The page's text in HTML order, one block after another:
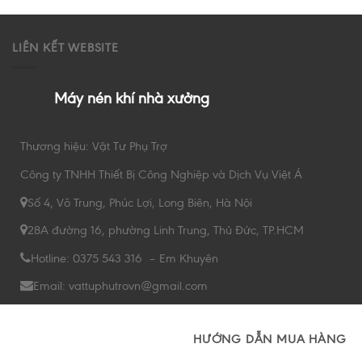
LIÊN KẾT WEBSITE
Máy nén khí nhà xưởng
Thương hiệu: Vật Tư Phụ Trợ
Công ty TNHH Thiết Bị Công Nghiệp và Dịch Vụ Việt Á
Số 4, Võ Trung, Phúc Lợi, Long Biên, Hà Nội
28A đường 16, phường Linh Trung, Thủ Đức, TP.HCM
Hotline: 0375 543 316 – Em Khuyên
Email: vattuphutrovn@gmail.com
HƯỚNG DẪN MUA HÀNG